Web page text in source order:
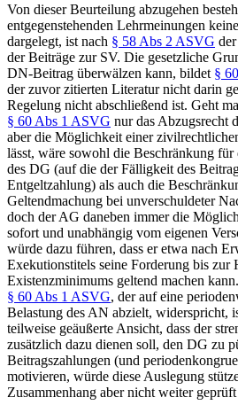
Von dieser Beurteilung abzugehen
entgegenstehenden Lehrmeinungen
dargelegt, ist nach § 58 Abs 2 ASVG
der Beiträge zur SV. Die gesetzliche
DN-Beitrag überwälzen kann, bildet §
der zuvor zitierten Literatur nicht darin
Regelung nicht abschließend ist. Geht
§ 60 Abs 1 ASVG nur das Abzugsrecht
aber die Möglichkeit einer
lässt, wäre sowohl die Beschränkung für
des DG (auf die der Fälligkeit des
Entgeltzahlung) als auch die
Geltendmachung bei unverschuldeter
doch der AG daneben immer die
sofort und unabhängig vom eigenen
würde dazu führen, dass er etwa nach
Exekutionstitels seine Forderung bis zur
Existenzminimums geltend machen
§ 60 Abs 1 ASVG, der auf eine
Belastung des AN abzielt, widerspricht,
teilweise geäußerte Ansicht, dass der
zusätzlich dazu dienen soll, den DG zu
Beitragszahlungen (und
motivieren, würde diese Auslegung
Zusammenhang aber nicht weiter